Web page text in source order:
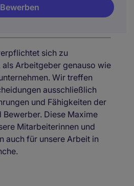
Bewerben
sich zu
Arbeitgeber genauso wie
Wir treffen
ausschließlich
und Fähigkeiten der
Bewerber. Diese Maxime
Mitarbeiterinnen und
auch für unsere Arbeit in